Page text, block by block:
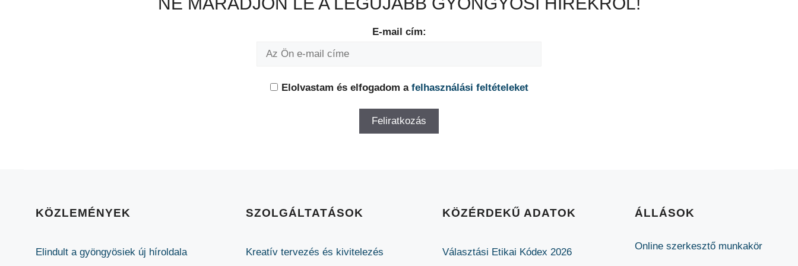
E-mail cím:
Elolvastam és elfogadom a felhasználási feltételeket
KÖZLEMÉNYEK
Elindult a gyöngyösiek új híroldala
SZOLGÁLTATÁSOK
Kreatív tervezés és kivitelezés
KÖZÉRDEKŰ ADATOK
Választási Etikai Kódex 2026
ÁLLÁSOK
Online szerkesztő munkakör